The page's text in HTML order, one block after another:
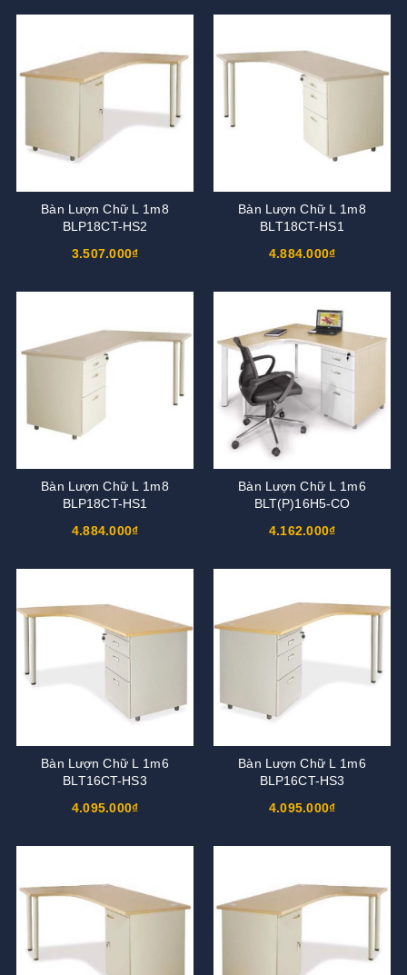
Bàn Lượn Chữ L 1m8
BLP18CT-HS2
3.507.000₫
Bàn Lượn Chữ L 1m8
BLT18CT-HS1
4.884.000₫
Bàn Lượn Chữ L 1m8
BLP18CT-HS1
4.884.000₫
Bàn Lượn Chữ L 1m6
BLT(P)16H5-CO
4.162.000₫
Bàn Lượn Chữ L 1m6
BLT16CT-HS3
4.095.000₫
Bàn Lượn Chữ L 1m6
BLP16CT-HS3
4.095.000₫